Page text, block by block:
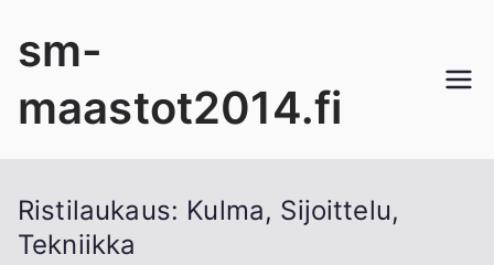
sm-
maastot2014.fi
Ristilaukaus: Kulma, Sijoittelu,
Tekniikka